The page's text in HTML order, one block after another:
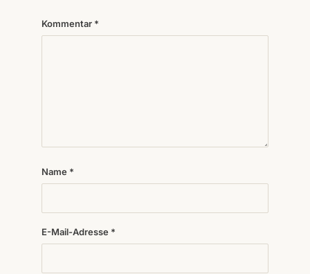
Kommentar *
Name *
E-Mail-Adresse *